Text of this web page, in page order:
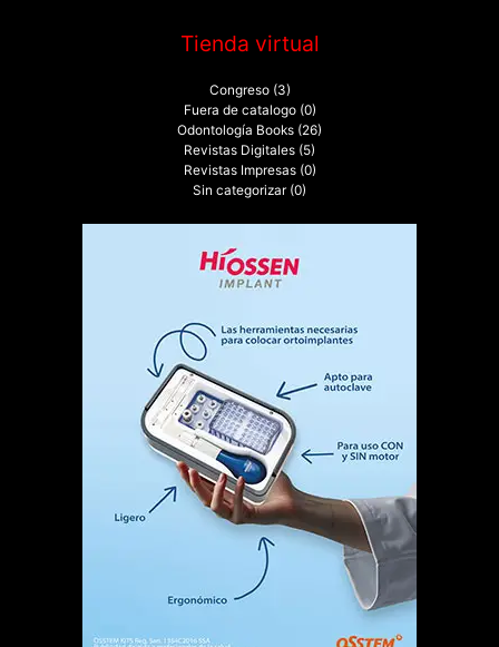
Tienda virtual
Congreso (3)
Fuera de catalogo (0)
Odontología Books (26)
Revistas Digitales (5)
Revistas Impresas (0)
Sin categorizar (0)